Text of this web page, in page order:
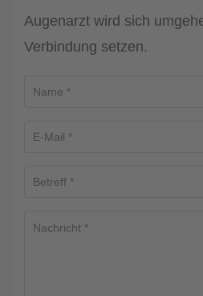
Augenarzt wird sich
Verbindung setzen.